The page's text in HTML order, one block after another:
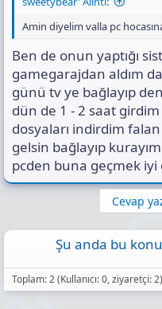
Amin diyelim valla pc
Ben de onun yaptığı
gamegarajdan aldım
günü tv ye bağlayıp
dün de 1 - 2 saat girdim
dosyaları indirdim
gelsin bağlayıp
pcden buna geçmek iyi
Cevap
Şu anda bu
Toplam: 2 (Kullanıcı: 0, ziyaretçi: 2)